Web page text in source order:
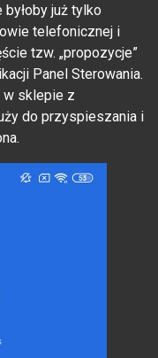
już tylko
telefonicznej i
tzw. „propozycje”
Panel Sterowania.
w sklepie z
do przyspieszania i